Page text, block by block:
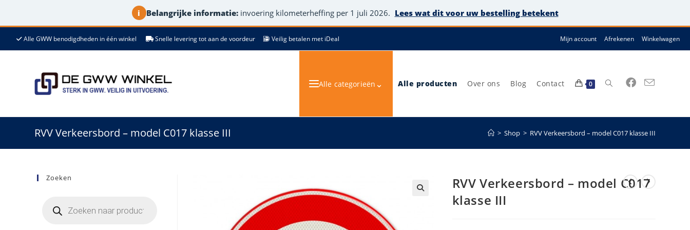
i Belangrijke informatie:invoering kilometerheffing per 1 juli 2026. Lees wat dit voor uw bestelling betekent
Mijn account Afrekenen Winkelwagen
Alle GWW benodigdheden in één winkel Snelle levering tot aan de voordeur Veilig betalen met iDeal
Alle categorieën ⌄ Alle producten Over ons Blog Contact 0 Toggle
site
RVV Verkeersbord – model C017 klasse III > Shop > RVV Verkeersbord – model C017 klasse III
RVV Verkeersbord – model C017
klasse III
Zoeken
zoeken